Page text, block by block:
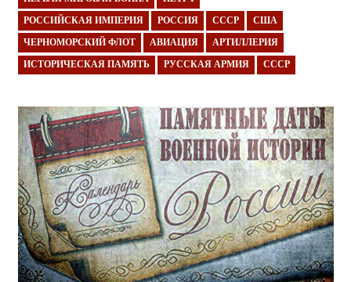
РОССИЙСКАЯ ИМПЕРИЯ РОССИЯ СССР США
ЧЕРНОМОРСКИЙ ФЛОТ АВИАЦИЯ АРТИЛЛЕРИЯ
ИСТОРИЧЕСКАЯ ПАМЯТЬ РУССКАЯ АРМИЯ СССР